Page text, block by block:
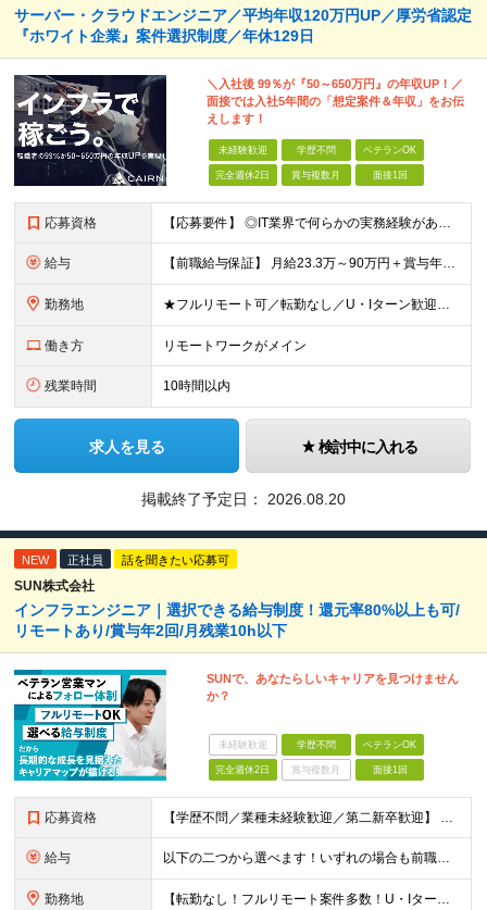
サーバー・クラウドエンジニア／平均年収120万円UP／厚労省認定
『ホワイト企業』案件選択制度／年休129日
＼入社後 99％が『50～650万円』の年収UP！／
面接では入社5年間の「想定案件＆年収」をお伝
えします！
未経験歓迎 学歴不問 ベテランOK
完全週休2日 賞与複数月 面接1回
応募資格 【応募要件】 ◎IT業界で何らかの実務経験がある方 └2～3ヶ月の実務経験のある方は歓迎します！ 例）PCキッティングやモバイル通信基地局の業務経験者など インフラエンジニアとして経験のある方は、
給与 【前職給与保証】 月給23.3万～90万円＋賞与年2回＋インセンティブ ★年収1000万円以上の実績あり！ ※上記月給には月20～30時間分（2万9,300円～21万7,900円）の固定残業代を含み
勤務地 ★フルリモート可／転勤なし／U・Iターン歓迎★ ◎勤務地は相談の上、ご自宅近くに調整します！ 【勤務地】 本社、または東京／埼玉／千葉／神奈川／愛知／仙台のクライアント先 ◎完全在宅（フルリモート）
働き方 リモートワークがメイン
残業時間 10時間以内
求人を見る 検討中に入れる
掲載終了予定日： 2026.08.20
NEW 正社員 話を聞きたい応募可
SUN株式会社
インフラエンジニア｜選択できる給与制度！還元率80%以上も可/
リモートあり/賞与年2回/月残業10h以下
SUNで、あなたらしいキャリアを見つけません
か？
未経験歓迎 学歴不問 ベテランOK
完全週休2日 賞与複数月 面接1回
応募資格 【学歴不問／業種未経験歓迎／第二新卒歓迎】 ■IT・システムエンジニアの実務経験をお持ちの方※工程や使用言語、経験年数は不問 ◎転職回数は不問 ＼下記のような方にオススメ／ ・安定した収入を得たい方
給与 以下の二つから選べます！いずれの場合も前職の給与を考盛し給与シミュレーションを作成します。 【プロセス型（コツコツ給与を上げたい方向け）】 ■月給25万円～50万円 ※年齢や社歴、仕事の取り組み姿勢
勤務地 【転勤なし！フルリモート案件多数！U・Iターン歓迎】 一都三県を中心に豊富な案件を保有しております！ 東京・愛知・大阪・広島・福岡・新潟の 各プロジェクト先または自社拠点 ※勤務地は希望を考慮します